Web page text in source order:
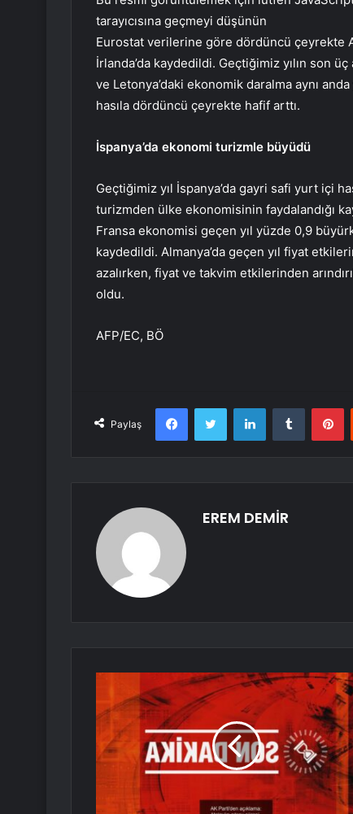
tarayıcısına geçmeyi düşünün
Eurostat verilerine göre dördüncü çeyrekte
İrlanda’da kaydedildi. Geçtiğimiz yılın son
ve Letonya’daki ekonomik daralma aynı
hasıla dördüncü çeyrekte hafif arttı.
İspanya’da ekonomi turizmle büyüdü
Geçtiğimiz yıl İspanya’da gayri safi yurt içi
turizmden ülke ekonomisinin faydalandığı
Fransa ekonomisi geçen yıl yüzde 0,9
kaydedildi. Almanya’da geçen yıl fiyat
azalırken, fiyat ve takvim etkilerinden
oldu.
AFP/EC, BÖ
Paylaş
FacebookTwitter LinkedInTumblr
EREM DEMİR